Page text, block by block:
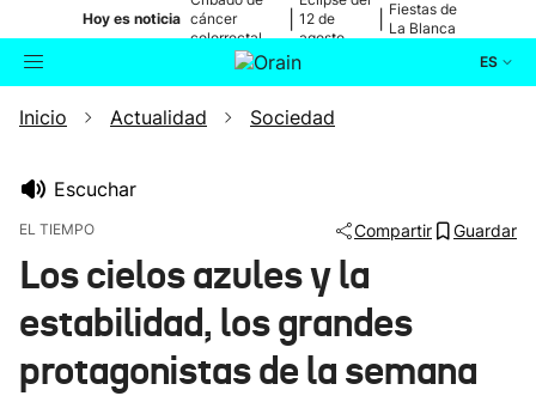
Hoy es noticia cáncer
colorrectal
12 de
agosto
Fiestas de
La Blanca
ES
Buscador Actualidad
Ikusmiran
Eguraldia
Inicio Actualidad Sociedad
Escuchar
EL TIEMPO Compartir Guardar
Los cielos azules y la
estabilidad, los grandes
protagonistas de la semana